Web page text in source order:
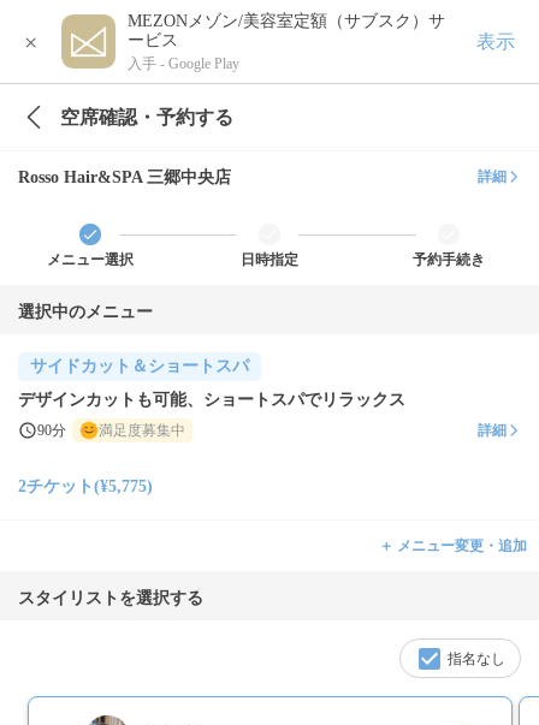
×
MEZONメゾン/美容室定額（サブスク）サ
ービス
入手 - Google Play
表示
空席確認・予約する
Rosso Hair&SPA 三郷中央店 詳細
メニュー選択 日時指定 予約手続き
選択中のメニュー
サイドカット＆ショートスパ
デザインカットも可能、ショートスパでリラックス
90分 満足度募集中 詳細
2チケット(¥5,775)
＋ メニュー変更・追加
スタイリストを選択する
指名なし